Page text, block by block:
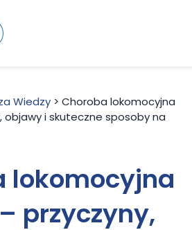
Wiedzy > Choroba lokomocyjna
objawy i skuteczne sposoby na
lokomocyjna
przyczyny,